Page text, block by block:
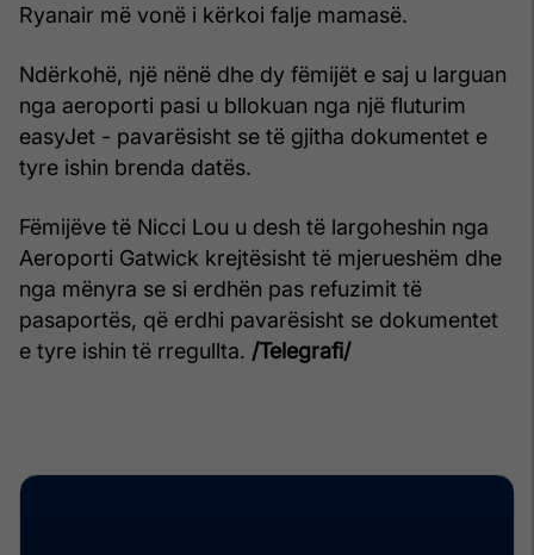
Ryanair më vonë i kërkoi falje mamasë.
Ndërkohë, një nënë dhe dy fëmijët e saj u larguan
nga aeroporti pasi u bllokuan nga një fluturim
easyJet - pavarësisht se të gjitha dokumentet e
tyre ishin brenda datës.
Fëmijëve të Nicci Lou u desh të largoheshin nga
Aeroporti Gatwick krejtësisht të mjerueshëm dhe
nga mënyra se si erdhën pas refuzimit të
pasaportës, që erdhi pavarësisht se dokumentet
e tyre ishin të rregullta. /Telegrafi/